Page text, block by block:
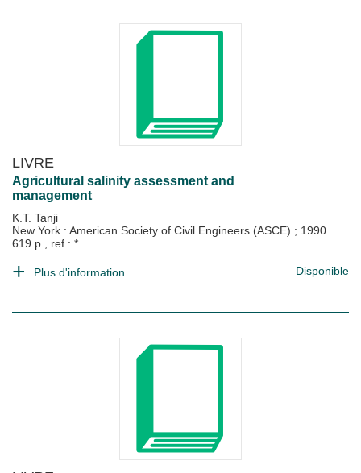
LIVRE
Agricultural salinity assessment and
management
K.T. Tanji
New York : American Society of Civil Engineers (ASCE) ; 1990
619 p., ref.: *
Plus d'information... Disponible